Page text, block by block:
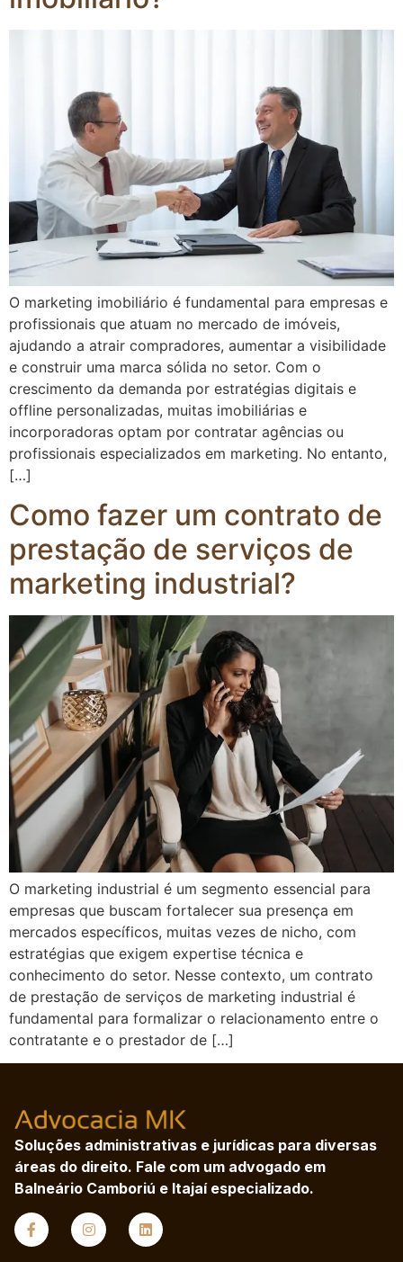
O marketing imobiliário é fundamental para empresas e
profissionais que atuam no mercado de imóveis,
ajudando a atrair compradores, aumentar a visibilidade
e construir uma marca sólida no setor. Com o
crescimento da demanda por estratégias digitais e
offline personalizadas, muitas imobiliárias e
incorporadoras optam por contratar agências ou
profissionais especializados em marketing. No entanto,
[…]
Como fazer um contrato de
prestação de serviços de
marketing industrial?
O marketing industrial é um segmento essencial para
empresas que buscam fortalecer sua presença em
mercados específicos, muitas vezes de nicho, com
estratégias que exigem expertise técnica e
conhecimento do setor. Nesse contexto, um contrato
de prestação de serviços de marketing industrial é
fundamental para formalizar o relacionamento entre o
contratante e o prestador de […]
Soluções administrativas e jurídicas para diversas
áreas do direito. Fale com um advogado em
Balneário Camboriú e Itajaí especializado.